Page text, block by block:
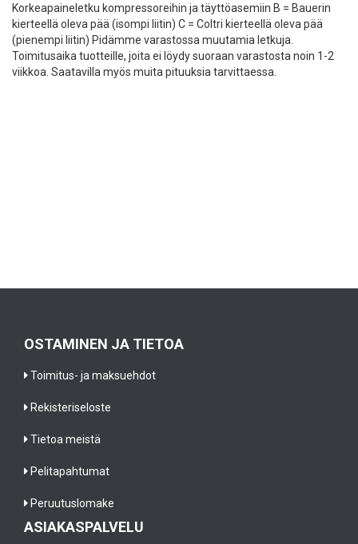
Korkeapaineletku kompressoreihin ja täyttöasemiin B = Bauerin
kierteellä oleva pää (isompi liitin) C = Coltri kierteellä oleva pää
(pienempi liitin) Pidämme varastossa muutamia letkuja.
Toimitusaika tuotteille, joita ei löydy suoraan varastosta noin 1-2
viikkoa. Saatavilla myös muita pituuksia tarvittaessa.
OSTAMINEN JA TIETOA
Toimitus- ja maksuehdot
Rekisteriseloste
Tietoa meistä
Pelitapahtumat
Peruutuslomake
ASIAKASPALVELU